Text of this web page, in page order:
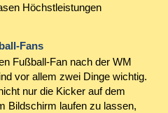
Höchstleistungen
Fans
Fußball-Fan nach der WM
vor allem zwei Dinge wichtig.
nur die Kicker auf dem
Bildschirm laufen zu lassen,